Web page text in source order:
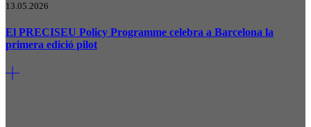
13.05.2026
El PRECISEU Policy Programme celebra a Barcelona la
primera edició pilot